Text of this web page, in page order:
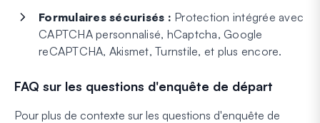
Formulaires sécurisés : Protection intégrée avec
CAPTCHA personnalisé, hCaptcha, Google
reCAPTCHA, Akismet, Turnstile, et plus encore.
FAQ sur les questions d'enquête de départ
Pour plus de contexte sur les questions d'enquête de